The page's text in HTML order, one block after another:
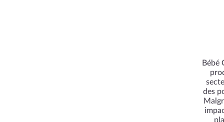
Bébé
des